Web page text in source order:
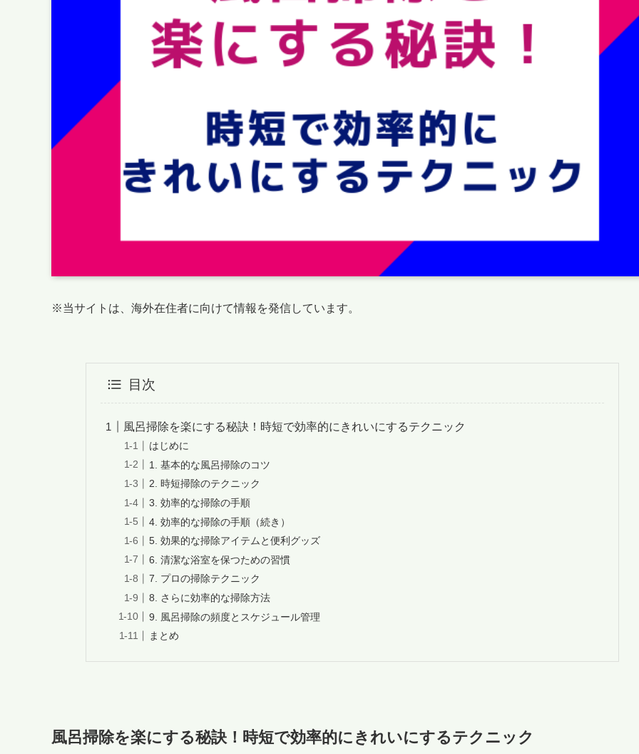
※当サイトは、海外在住者に向けて情報を発信しています。
目次
風呂掃除を楽にする秘訣！時短で効率的にきれいにするテクニック
はじめに
1. 基本的な風呂掃除のコツ
2. 時短掃除のテクニック
3. 効率的な掃除の手順
4. 効率的な掃除の手順（続き）
5. 効果的な掃除アイテムと便利グッズ
6. 清潔な浴室を保つための習慣
7. プロの掃除テクニック
8. さらに効率的な掃除方法
9. 風呂掃除の頻度とスケジュール管理
まとめ
風呂掃除を楽にする秘訣！時短で効率的にきれいにするテクニック